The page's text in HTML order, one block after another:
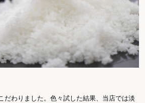
だわりました。色々試した結果、当店では淡